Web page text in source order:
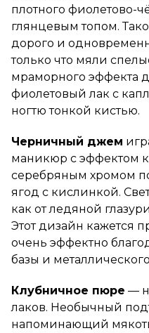
плотного фиолетово-
глянцевым топом.
дорого и
только что мяли
мраморного эффекта
фиолетовый лак с
ногтю тонкой кистью.
Черничный джем
маникюр с эффектом
серебряным хромом
ягод с кислинкой.
как от ледяной
Этот дизайн кажется
очень эффектно
базы и
Клубничное пюре —
лаков. Необычный
напоминающий